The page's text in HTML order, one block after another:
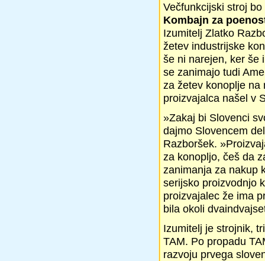
Večfunkcijski stroj
Kombajn za
Izumitelj Zlatko
žetev industrijske
še ni narejen, ker še
se zanimajo tudi
za žetev konoplje na
proizvajalca našel v
»Zakaj bi Slovenci
dajmo Slovencem
Razboršek.
za konopljo, češ da
zanimanja za nakup
serijsko proizvodnjo
proizvajalec že ima
bila okoli
Izumitelj je strojnik,
TAM. Po propadu
razvoju prvega